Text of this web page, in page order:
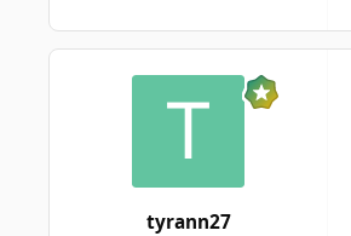
tyrann27